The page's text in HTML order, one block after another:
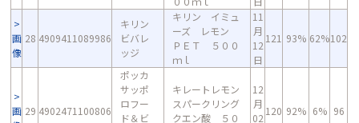
画
像
28 4909411089986
キリン
ビバレ
ッジ
キリン イミュ
ーズ レモン
ＰＥＴ ５００
ｍｌ
11
月
12
日
121 93% 62%102
画 29 4902471100806
ポッカ
サッポ
ロフー
ド＆ビ
キレートレモン
スパークリング
クエン酸 ５０
12
月
02
120 92% 6% 96